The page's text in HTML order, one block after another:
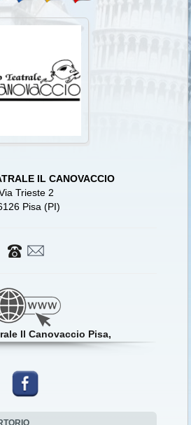
IL CANOVACCIO
Trieste 2
Pisa (PI)
Il Canovaccio Pisa,